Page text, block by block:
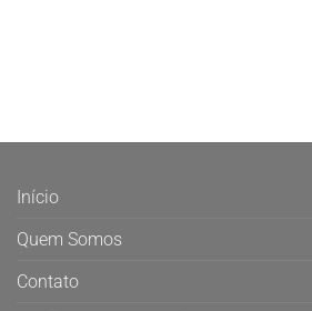
Início
Quem Somos
Contato